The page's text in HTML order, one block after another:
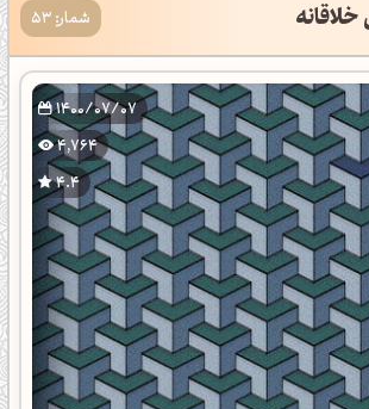
شمار: 53
1400/07/07
4,764
4.4